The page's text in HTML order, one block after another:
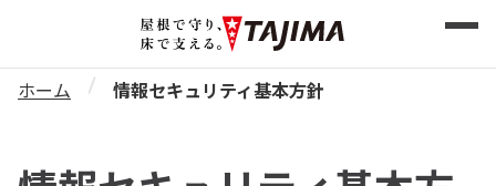
ホーム 情報セキュリティ基本方針